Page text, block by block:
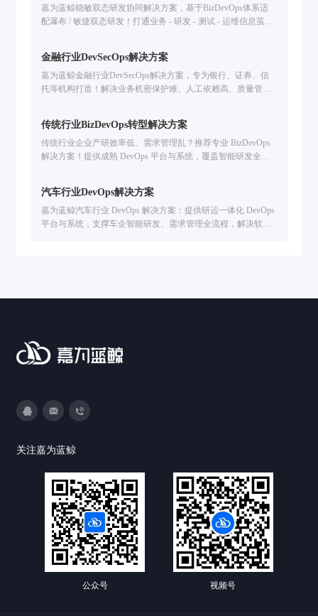
集成、持续交付、持续部署能力，有效提升研发
效能。
嘉为蓝鲸稳敏双态研发协同解决方案，基于BizDevOps体系适
配瀑布 / 敏捷双态研发！打通业务 - 研发 - 测试 - 运维信息茧
金融行业DevSecOps解决方案
嘉为蓝鲸金融行业DevSecOps解决方案，专为银行、证券、信
托等机构打造！解决业务机密保护难、人工依赖高、质量管控
字资产安全
传统行业BizDevOps转型解决方案
传统行业企业产研效率低、需求管理乱？推荐专业 BizDevOps
解决方案！提供成熟 DevOps 平台与系统，覆盖智能研发全流
汽车行业DevOps解决方案
嘉为蓝鲸汽车行业 DevOps 解决方案：提供研运一体化 DevOps
平台与系统，支撑车企智能研发、需求管理全流程，解决软件
关注嘉为蓝鲸
公众号 视频号